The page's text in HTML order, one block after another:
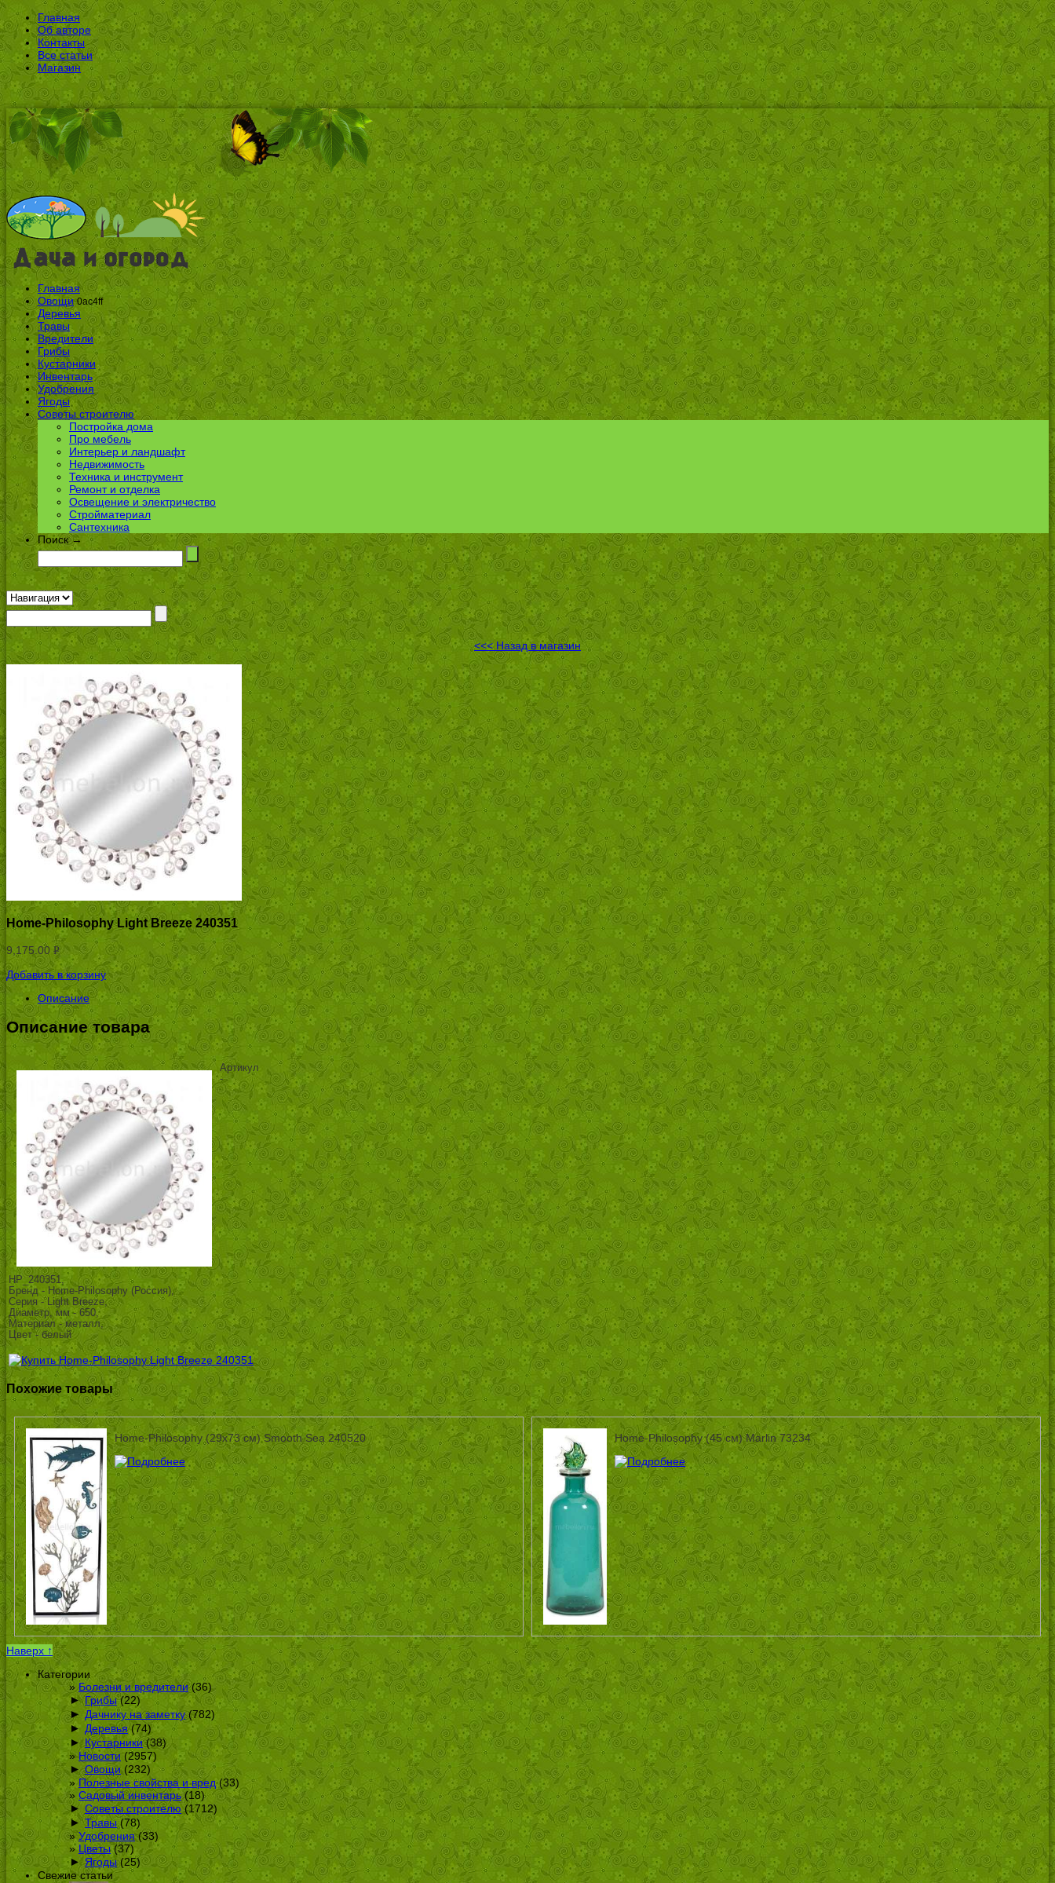
Главная
Об авторе
Контакты
Все статьи
Магазин
Главная
Овощи 0ac4ff
Деревья
Травы
Вредители
Грибы
Кустарники
Инвентарь
Удобрения
Ягоды
Советы строителю
Постройка дома
Про мебель
Интерьер и ландшафт
Недвижимость
Техника и инструмент
Ремонт и отделка
Освещение и электричество
Стройматериал
Сантехника
Поиск →
<<< Назад в магазин
Home-Philosophy Light Breeze 240351
9,175.00 Р
УБ.
Добавить в корзину
Описание
Описание товара
Артикул
-
HP_240351,
Бренд - Home-Philosophy (Россия),
Серия - Light Breeze,
Диаметр, мм - 650,
Материал - металл,
Цвет - белый
Похожие товары
Home-Philosophy (29х73 см) Smooth Sea 240520 Home-Philosophy (45 см) Marlin 73234
Наверх ↑
Категории
Болезни и вредители(36)
► Грибы(22)
► Дачнику на заметку(782)
► Деревья(74)
► Кустарники(38)
Новости(2957)
► Овощи(232)
Полезные свойства и вред(33)
Садовый инвентарь(18)
► Советы строителю (1712)
► Травы(78)
Удобрения(33)
Цветы(37)
► Ягоды(25)
Свежие статьи